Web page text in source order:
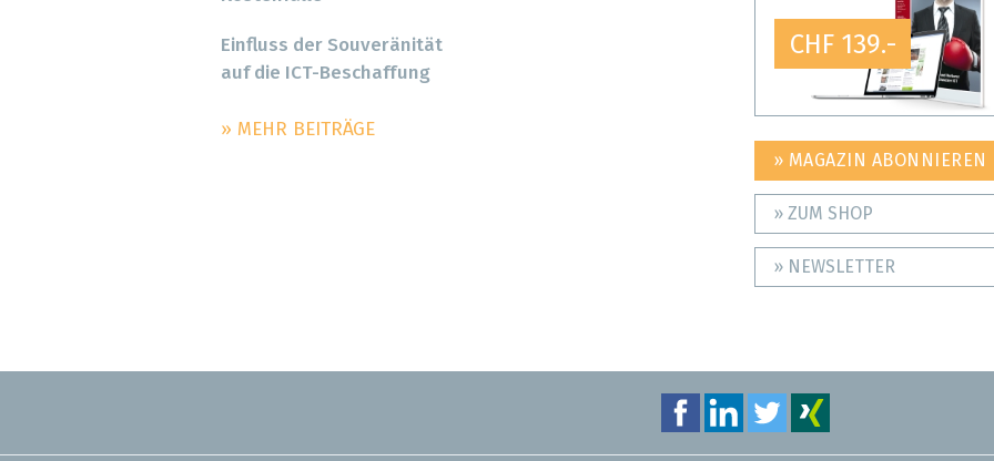
Einfluss der Souveränität
auf die ICT-Beschaffung
» MEHR BEITRÄGE
CHF 139.-
» MAGAZIN ABONNIEREN
» ZUM SHOP
» NEWSLETTER